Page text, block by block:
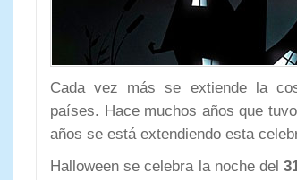
Cada vez más se extiende la
países. Hace muchos años que
años se está extendiendo esta
Halloween se celebra la noche del